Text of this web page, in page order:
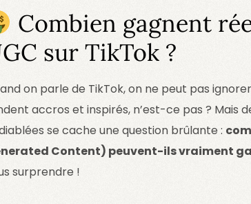
Combien gagnent
sur TikTok ?
on parle de TikTok, on ne peut pas
accros et inspirés, n’est-ce pas ?
se cache une question brûlante :
Content) peuvent-ils vraiment
surprendre !